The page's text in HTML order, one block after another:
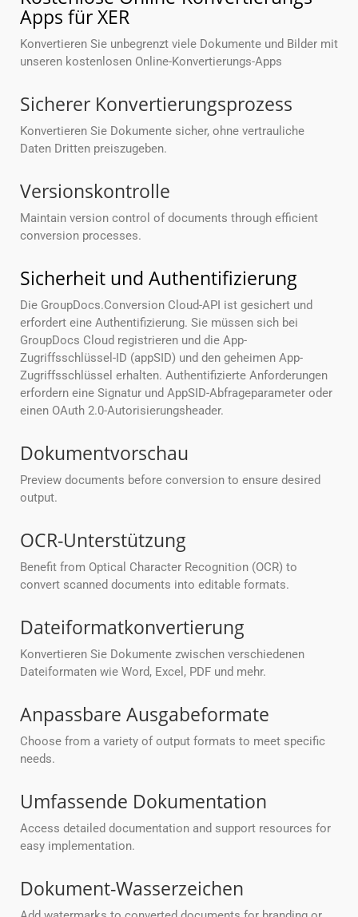
Apps für XER
Konvertieren Sie unbegrenzt viele Dokumente und Bilder mit
unseren kostenlosen Online-Konvertierungs-Apps
Sicherer Konvertierungsprozess
Konvertieren Sie Dokumente sicher, ohne vertrauliche
Daten Dritten preiszugeben.
Versionskontrolle
Maintain version control of documents through efficient
conversion processes.
Sicherheit und Authentifizierung
Die GroupDocs.Conversion Cloud-API ist gesichert und
erfordert eine Authentifizierung. Sie müssen sich bei
GroupDocs Cloud registrieren und die App-
Zugriffsschlüssel-ID (appSID) und den geheimen App-
Zugriffsschlüssel erhalten. Authentifizierte Anforderungen
erfordern eine Signatur und AppSID-Abfrageparameter oder
einen OAuth 2.0-Autorisierungsheader.
Dokumentvorschau
Preview documents before conversion to ensure desired
output.
OCR-Unterstützung
Benefit from Optical Character Recognition (OCR) to
convert scanned documents into editable formats.
Dateiformatkonvertierung
Konvertieren Sie Dokumente zwischen verschiedenen
Dateiformaten wie Word, Excel, PDF und mehr.
Anpassbare Ausgabeformate
Choose from a variety of output formats to meet specific
needs.
Umfassende Dokumentation
Access detailed documentation and support resources for
easy implementation.
Dokument-Wasserzeichen